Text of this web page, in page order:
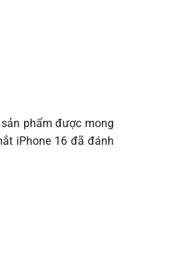
phẩm được mong
iPhone 16 đã đánh